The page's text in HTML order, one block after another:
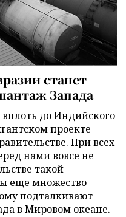
станет
Запада
до Индийского
проекте
При всех
нами вовсе не
такой
еще множество
подталкивают
в Мировом океане.